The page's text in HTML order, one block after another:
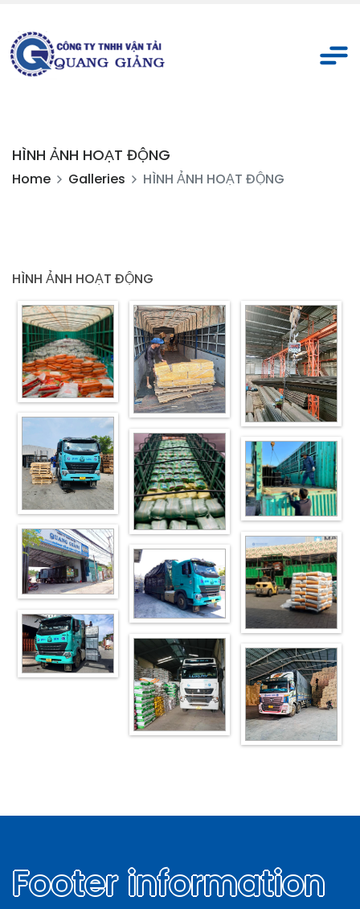
HÌNH ẢNH HOẠT ĐỘNG
Home Galleries HÌNH ẢNH HOẠT ĐỘNG
HÌNH ẢNH HOẠT ĐỘNG
Footer information